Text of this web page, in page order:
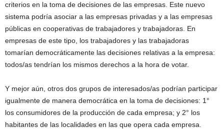
criterios en la toma de decisiones de las empresas. Este nuevo
sistema podría asociar a las empresas privadas y a las empresas
públicas en cooperativas de trabajadores y trabajadoras. En
empresas de este tipo, los trabajadores y las trabajadoras
tomarían democráticamente las decisiones relativas a la empresa:
todos/as tendrían los mismos derechos a la hora de votar.
Y mejor aún, otros dos grupos de interesados/as podrían participar
igualmente de manera democrática en la toma de decisiones: 1°
los consumidores de la producción de cada empresa; y 2° los
habitantes de las localidades en las que opera cada empresa.